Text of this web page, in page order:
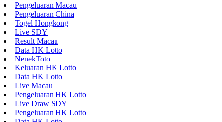
Pengeluaran Macau
Pengeluaran China
Togel Hongkong
Live SDY
Result Macau
Data HK Lotto
NenekToto
Keluaran HK Lotto
Data HK Lotto
Live Macau
Pengeluaran HK Lotto
Live Draw SDY
Pengeluaran HK Lotto